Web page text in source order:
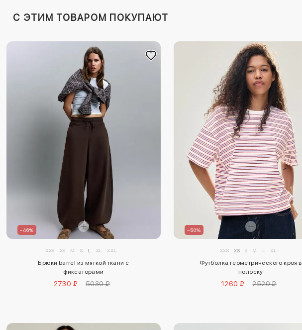
C ЭТИМ ТОВАРОМ ПОКУПАЮТ
–46%
XXS XS M S L XL XXL
Брюки barrel из мягкой ткани с
фиксаторами
2730 ₽ 5030 ₽
–50%
XXS XS S M L XL
Футболка геометрического кроя в
полоску
1260 ₽ 2520 ₽